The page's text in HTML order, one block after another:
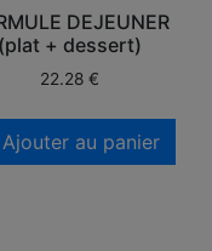
DEJEUNER
(plat + dessert)
22.28 €
Ajouter au panier